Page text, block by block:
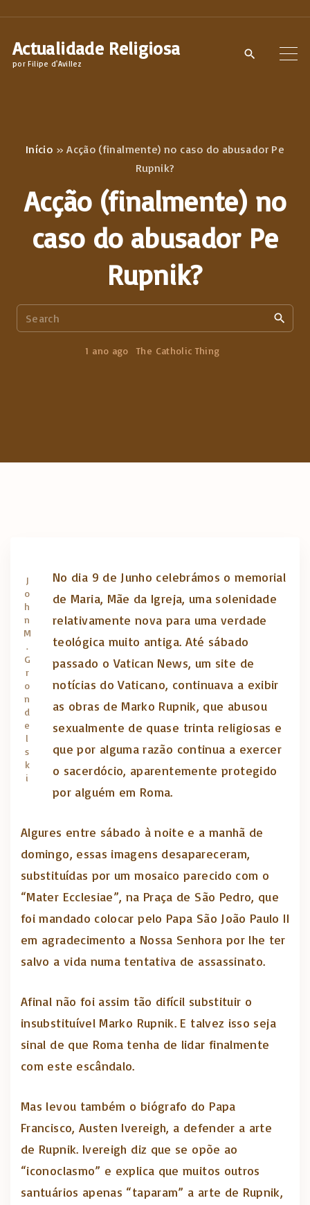
Actualidade Religiosa
por Filipe d'Avillez
Início »Acção (finalmente) no caso do abusador Pe
Rupnik?
Acção (finalmente) no
caso do abusador Pe
Rupnik?
e
1 ano ago The Catholic Thing
J
o
h
n
M
.
G
r
o
n
d
e
l
s
k
i
No dia 9 de Junho celebrámos o memorial
de Maria, Mãe da Igreja, uma solenidade
relativamente nova para uma verdade
teológica muito antiga. Até sábado
passado o Vatican News, um site de
notícias do Vaticano, continuava a exibir
as obras de Marko Rupnik, que abusou
sexualmente de quase trinta religiosas e
que por alguma razão continua a exercer
o sacerdócio, aparentemente protegido
por alguém em Roma.
Algures entre sábado à noite e a manhã de
domingo, essas imagens desapareceram,
substituídas por um mosaico parecido com o
“Mater Ecclesiae”, na Praça de São Pedro, que
foi mandado colocar pelo Papa São João Paulo II
em agradecimento a Nossa Senhora por lhe ter
salvo a vida numa tentativa de assassinato.
Afinal não foi assim tão difícil substituir o
insubstituível Marko Rupnik. E talvez isso seja
sinal de que Roma tenha de lidar finalmente
com este escândalo.
Mas levou também o biógrafo do Papa
Francisco, Austen Ivereigh, a defender a arte
de Rupnik. Ivereigh diz que se opõe ao
“iconoclasmo” e explica que muitos outros
santuários apenas “taparam” a arte de Rupnik,